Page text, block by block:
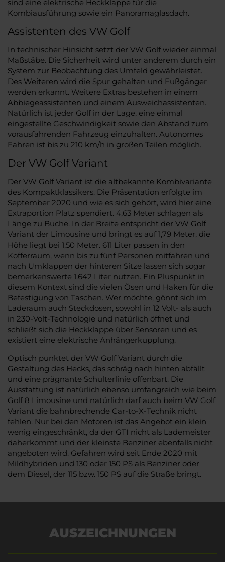
sind eine elektrische Heckklappe für die
Kombiausführung sowie ein Panoramaglasdach.
Assistenten des VW Golf
In technischer Hinsicht setzt der VW Golf wieder einmal
Maßstäbe. Die Sicherheit wird unter anderem durch ein
System zur Beobachtung des Umfeld gewährleistet.
Des Weiteren wird die Spur gehalten und Fußgänger
werden erkannt. Weitere Extras bestehen in einem
Abbiegeassistenten und einem Ausweichassistenten.
Natürlich ist jeder Golf in der Lage, eine einmal
eingestellte Geschwindigkeit sowie den Abstand zum
vorausfahrenden Fahrzeug einzuhalten. Autonomes
Fahren ist bis zu 210 km/h in großen Teilen möglich.
Der VW Golf Variant
Der VW Golf Variant ist die altbekannte Kombivariante
des Kompaktklassikers. Die Präsentation erfolgte im
September 2020 und wie es sich gehört, wird hier eine
Extraportion Platz spendiert. 4,63 Meter schlagen als
Länge zu Buche. In der Breite entspricht der VW Golf
Variant der Limousine und bringt es auf 1,79 Meter, die
Höhe liegt bei 1,50 Meter. 611 Liter passen in den
Kofferraum, wenn bis zu fünf Personen mitfahren und
nach Umklappen der hinteren Sitze lassen sich sogar
bemerkenswerte 1.642 Liter nutzen. Ein Pluspunkt in
diesem Kontext sind die vielen Ösen und Haken für die
Befestigung von Taschen. Wer möchte, gönnt sich im
Laderaum auch Steckdosen, sowohl in 12 Volt- als auch
in 230-Volt-Technologie und natürlich öffnet und
schließt sich die Heckklappe über Sensoren und es
existiert eine elektrische Anhängerkupplung.
Optisch punktet der VW Golf Variant durch die
Gestaltung des Hecks, das schräg nach hinten abfällt
und eine prägnante Schulterlinie offenbart. Die
Ausstattung ist natürlich ebenso umfangreich wie beim
Golf 8 Limousine und natürlich darf auch beim VW Golf
Variant die bahnbrechende Car-to-X-Technik nicht
fehlen. Nur bei den Motoren ist das Angebot ein klein
wenig eingeschränkt, da der GTI nicht als Lademeister
daherkommt und der kleinste Benziner ebenfalls nicht
angeboten wird. Gefahren wird seit Ende 2020 mit
Mildhybriden und 130 oder 150 PS als Benziner oder
dem Diesel, der 115 bzw. 150 PS auf die Straße bringt.
AUSZEICHNUNGEN